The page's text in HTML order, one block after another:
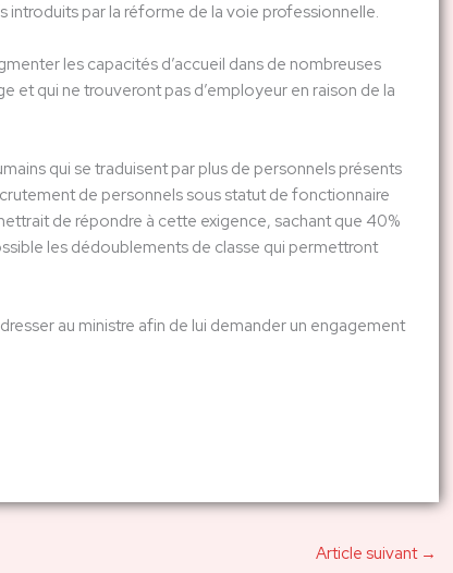
introduits par la réforme de la voie professionnelle.
les capacités d’accueil dans de nombreuses
et qui ne trouveront pas d’employeur en raison de la
qui se traduisent par plus de personnels présents
de personnels sous statut de fonctionnaire
de répondre à cette exigence, sachant que 40%
les dédoublements de classe qui permettront
au ministre afin de lui demander un engagement
Article suivant →